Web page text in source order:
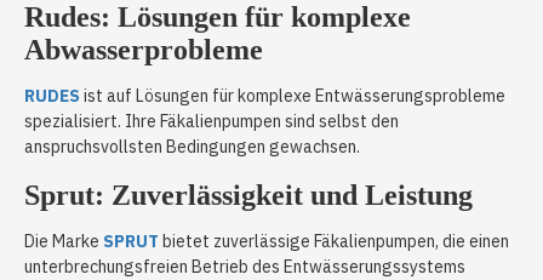
Rudes: Lösungen für komplexe
Abwasserprobleme
RUDES ist auf Lösungen für komplexe Entwässerungsprobleme
spezialisiert. Ihre Fäkalienpumpen sind selbst den
anspruchsvollsten Bedingungen gewachsen.
Sprut: Zuverlässigkeit und Leistung
Die Marke SPRUT bietet zuverlässige Fäkalienpumpen, die einen
unterbrechungsfreien Betrieb des Entwässerungssystems